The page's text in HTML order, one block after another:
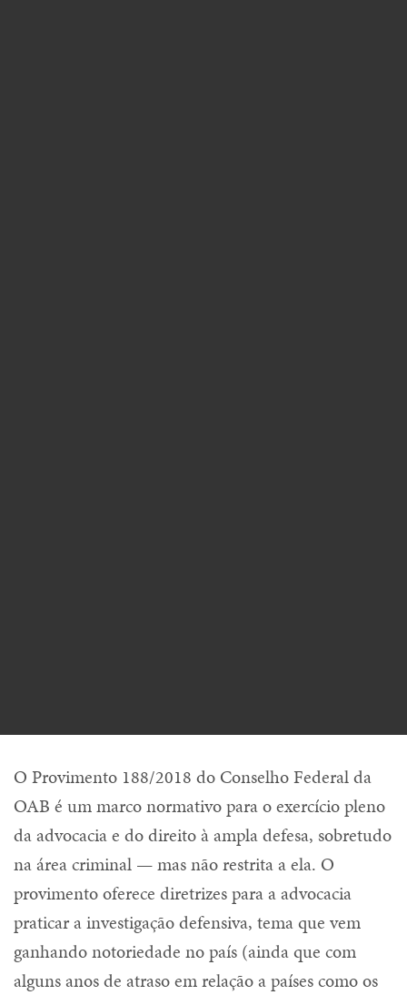
O Provimento 188/2018 do Conselho Federal da
OAB é um marco normativo para o exercício pleno
da advocacia e do direito à ampla defesa, sobretudo
na área criminal — mas não restrita a ela. O
provimento oferece diretrizes para a advocacia
praticar a investigação defensiva, tema que vem
ganhando notoriedade no país (ainda que com
alguns anos de atraso em relação a países como os